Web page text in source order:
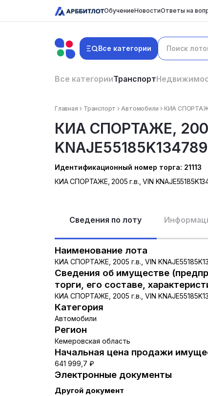
ОбучениеНовостиОтветы на
Все категории
Все категорииТранспорт
Главная Транспорт Автомобили КИА
КИА СПОРТАЖЕ,
KNAJE55185K134789
Идентификационный номер торга: 21113
КИА СПОРТАЖЕ, 2005 г.в., VIN
Сведения по лоту
Наименование лота
КИА СПОРТАЖЕ, 2005 г.в., VIN
Сведения об имуществе
торги, его составе,
КИА СПОРТАЖЕ, 2005 г.в., VIN
Категория
Автомобили
Регион
Кемеровская область
Начальная цена продажи
641 999,7 ₽
Электронные документы
Другой документ